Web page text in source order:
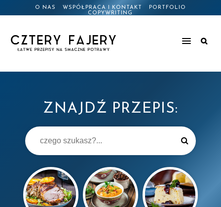
O NAS WSPÓŁPRACA I KONTAKT
PORTFOLIO
COPYWRITING
ZNAJDŹ PRZEPIS: